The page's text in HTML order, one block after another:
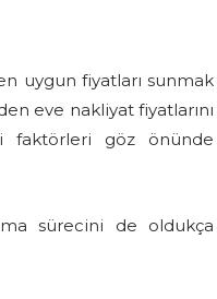
uygun fiyatları sunmak
eve nakliyat fiyatlarını
faktörleri göz önünde
sürecini de oldukça